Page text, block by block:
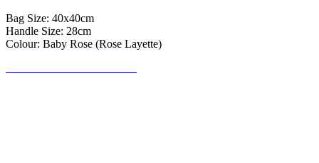
Bag Size: 40x40cm
Handle Size: 28cm
Colour: Baby Rose (Rose Layette)